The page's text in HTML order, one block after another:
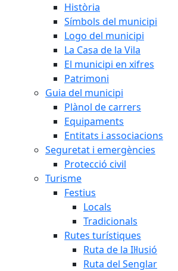
Història
Símbols del municipi
Logo del municipi
La Casa de la Vila
El municipi en xifres
Patrimoni
Guia del municipi
Plànol de carrers
Equipaments
Entitats i associacions
Seguretat i emergències
Protecció civil
Turisme
Festius
Locals
Tradicionals
Rutes turístiques
Ruta de la Il·lusió
Ruta del Senglar